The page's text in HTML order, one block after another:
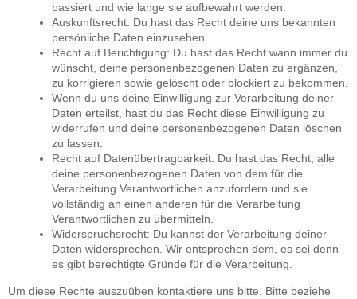
passiert und wie lange sie aufbewahrt werden.
Auskunftsrecht: Du hast das Recht deine uns bekannten
persönliche Daten einzusehen.
Recht auf Berichtigung: Du hast das Recht wann immer du
wünscht, deine personenbezogenen Daten zu ergänzen,
zu korrigieren sowie gelöscht oder blockiert zu bekommen.
Wenn du uns deine Einwilligung zur Verarbeitung deiner
Daten erteilst, hast du das Recht diese Einwilligung zu
widerrufen und deine personenbezogenen Daten löschen
zu lassen.
Recht auf Datenübertragbarkeit: Du hast das Recht, alle
deine personenbezogenen Daten von dem für die
Verarbeitung Verantwortlichen anzufordern und sie
vollständig an einen anderen für die Verarbeitung
Verantwortlichen zu übermitteln.
Widerspruchsrecht: Du kannst der Verarbeitung deiner
Daten widersprechen. Wir entsprechen dem, es sei denn
es gibt berechtigte Gründe für die Verarbeitung.
Um diese Rechte auszuüben kontaktiere uns bitte. Bitte beziehe